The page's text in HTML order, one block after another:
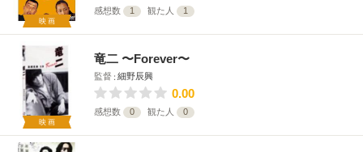
映画
感想数 1 観た人 1
映画
竜二 〜Forever〜
監督 細野辰興
0.00
感想数 0 観た人 0